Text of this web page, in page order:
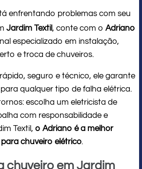
enfrentando problemas com seu
Jardim Textil, conte com o Adriano
especializado em instalação,
e troca de chuveiros.
seguro e técnico, ele garante
qualquer tipo de falha elétrica.
escolha um eletricista de
com responsabilidade e
Textil, o Adriano é a melhor
chuveiro elétrico.
chuveiro em Jardim